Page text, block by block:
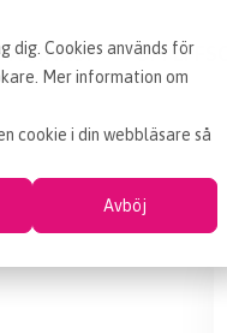
dig. Cookies används för
Mer information om
cookie i din webbläsare så
Avböj
ÄR INKÖP OM